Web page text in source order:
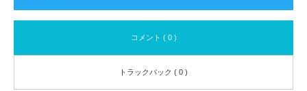
コメント ( 0 )
トラックバック ( 0 )